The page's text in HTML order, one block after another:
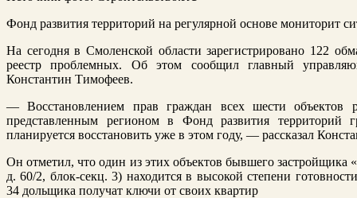
Фонд развития территорий на регулярной основе мониторит
На сегодня в Смоленской области зарегистрировано 122
реестр проблемных. Об этом сообщил главный
Константин Тимофеев.
— Восстановлением прав граждан всех шести объектов
представленным регионом в Фонд развития
планируется восстановить уже в этом году, — рассказал
Он отметил, что один из этих объектов бывшего
д. 60/2, блок-секц. 3) находится в высокой степени
34 дольщика получат ключи от своих квартир